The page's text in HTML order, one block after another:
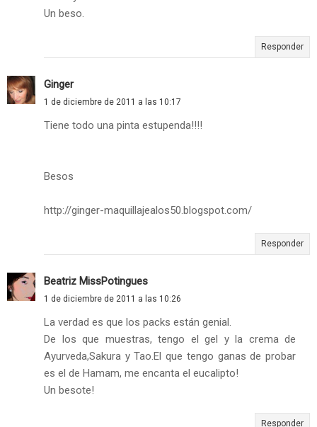
Un beso.
Responder
Ginger
1 de diciembre de 2011 a las 10:17
Tiene todo una pinta estupenda!!!!
Besos
http://ginger-maquillajealos50.blogspot.com/
Responder
Beatriz MissPotingues
1 de diciembre de 2011 a las 10:26
La verdad es que los packs están genial.
De los que muestras, tengo el gel y la crema de
Ayurveda,Sakura y Tao.El que tengo ganas de probar
es el de Hamam, me encanta el eucalipto!
Un besote!
Responder